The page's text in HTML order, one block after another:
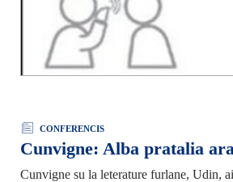
CONFERENCIS
Cunvigne: Alba pratalia
Cunvigne su la leterature furlane, Udin,